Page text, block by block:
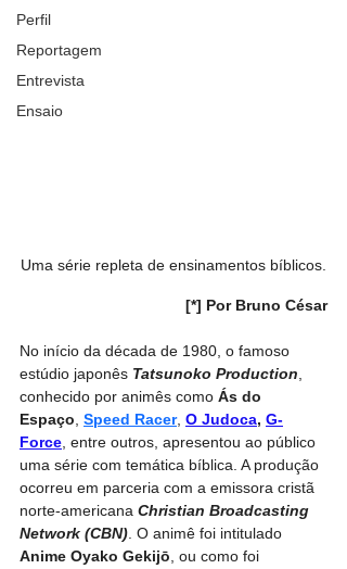
Perfil
Reportagem
Entrevista
Ensaio
Uma série repleta de ensinamentos bíblicos.
[*] Por Bruno César
No início da década de 1980, o famoso
estúdio japonês Tatsunoko Production
conhecido por animês como Ás do
Espaço Speed Racer, O Judoca, G-
Force , entre outros, apresentou ao público
uma série com temática bíblica. A produção
ocorreu em parceria com a emissora cristã
norte-americana Christian Broadcasting
Network (CBN) . O animê foi intitulado
Anime Oyako Gekijō , ou como foi